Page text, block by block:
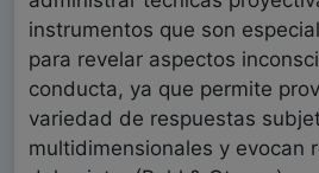
instrumentos que son
para revelar aspectos
conducta, ya que permite
variedad de respuestas
multidimensionales y evocan